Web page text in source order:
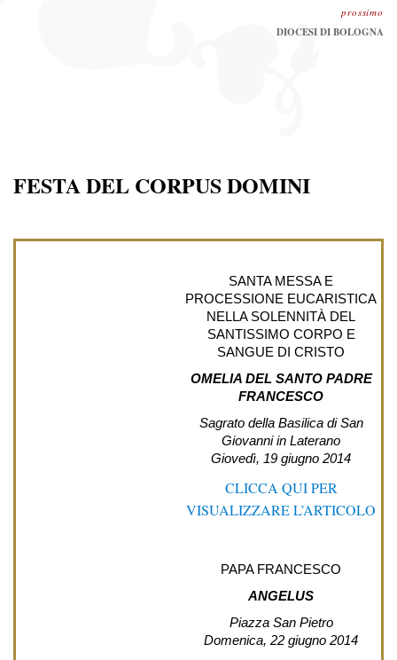
prossimo
DIOCESI DI BOLOGNA
FESTA DEL CORPUS DOMINI
SANTA MESSA E
PROCESSIONE EUCARISTICA
NELLA SOLENNITÀ DEL
SANTISSIMO CORPO E
SANGUE DI CRISTO
OMELIA DEL SANTO PADRE
FRANCESCO
Sagrato della Basilica di San
Giovanni in Laterano
Giovedì, 19 giugno 2014
CLICCA QUI PER
VISUALIZZARE L’ARTICOLO
PAPA FRANCESCO
ANGELUS
Piazza San Pietro
Domenica, 22 giugno 2014